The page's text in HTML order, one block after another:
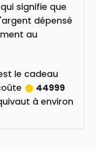
signifie que
dépensé
au
le cadeau
44999
à environ